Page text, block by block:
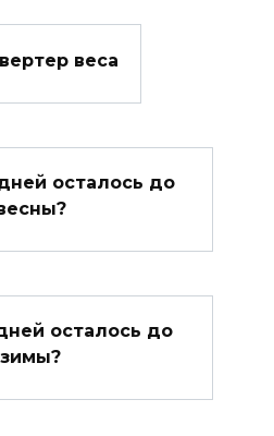
веса
осталось до
осталось до
зимы?